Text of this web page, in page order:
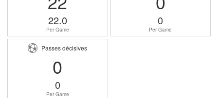
22.0
Per Game
0
Per Game
Passes décisives
0
0
Per Game